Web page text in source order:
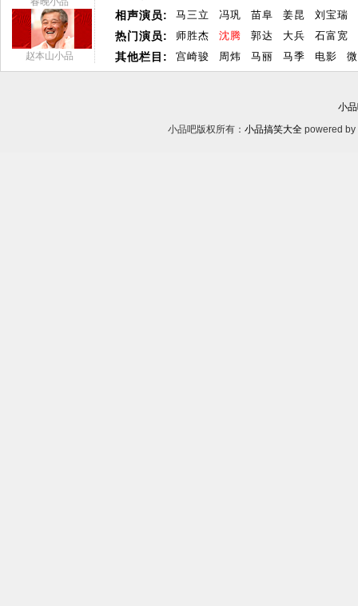
赵本山小品
相声演员:
热门演员:
其他栏目:
马三立 冯巩 苗阜 姜昆
刘宝瑞
师胜杰
沈腾 郭达 大兵
石富宽
宫崎骏
周炜 马丽 马季 电影
小
小品吧版权所有： 小品搞笑大全 powered by